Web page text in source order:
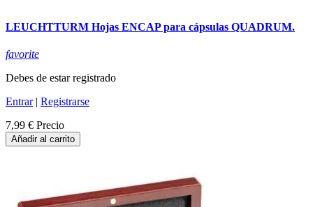
LEUCHTTURM Hojas ENCAP para cápsulas QUADRUM.
favorite
Debes de estar registrado
Entrar| Registrarse
7,99 € Precio
Añadir al carrito